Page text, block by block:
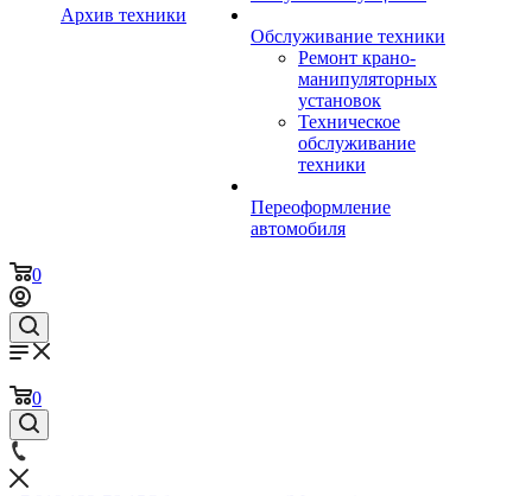
Архив техники
Обслуживание техники
Ремонт крано-
манипуляторных
установок
Техническое
обслуживание
техники
Переоформление
автомобиля
0
0